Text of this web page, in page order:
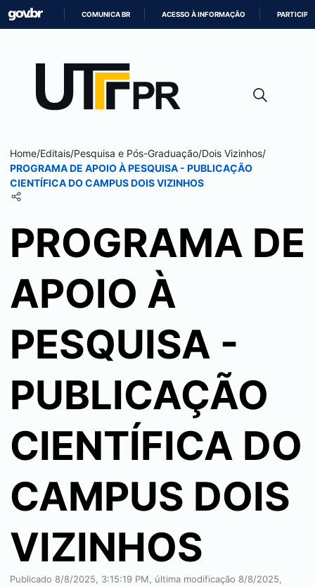
CONTEÚDO
COMUNICA BR ACESSO À INFORMAÇÃO PARTICIPE
Home/Editais/Pesquisa e Pós-Graduação/Dois Vizinhos/
PROGRAMA DE APOIO À PESQUISA - PUBLICAÇÃO
CIENTÍFICA DO CAMPUSDOIS VIZINHOS
PROGRAMA DE
APOIO À
PESQUISA -
PUBLICAÇÃO
CIENTÍFICA DO
CAMPUS DOIS
VIZINHOS
Publicado 8/8/2025, 3:15:19 PM , última modificação 8/8/2025,